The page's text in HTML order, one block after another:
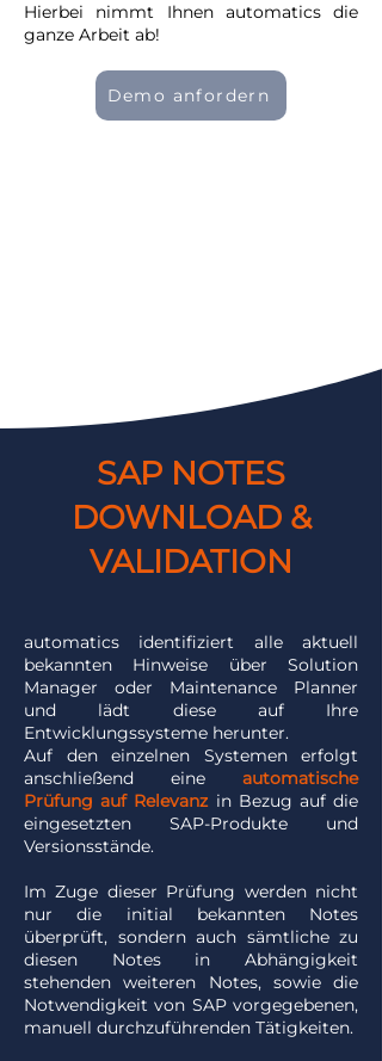
Hierbei nimmt Ihnen automatics die
ganze Arbeit ab!
Demo anfordern
SAP NOTES
DOWNLOAD &
VALIDATION
automatics identifiziert alle aktuell
bekannten Hinweise über Solution
Manager oder Maintenance Planner
und lädt diese auf Ihre
Entwicklungssysteme herunter.
Auf den einzelnen Systemen erfolgt
anschließend eine automatische
Prüfung auf Relevanzin Bezug auf die
eingesetzten SAP-Produkte und
Versionsstände.
Im Zuge dieser Prüfung werden nicht
nur die initial bekannten Notes
überprüft, sondern auch sämtliche zu
diesen Notes in Abhängigkeit
stehenden weiteren Notes, sowie die
Notwendigkeit von SAP vorgegebenen,
manuell durchzuführenden Tätigkeiten.